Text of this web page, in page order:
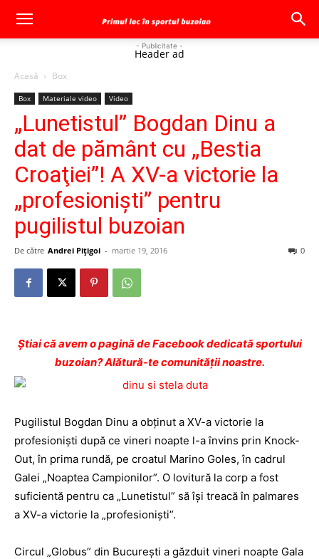
- Publicitate -
Header ad
Acasă Box
Box Materiale video Video
„Lunetistul” Bogdan Dinu a
dat de pământ cu „Bestia
Croaţiei”! A XV-a victorie la
„profesionişti” pentru
pugilistul buzoian
De către Andrei Pițigoi - martie 19, 2016 0
Ştiai că avem o pagină de Facebook dedicată sportului
buzoian? Alătură-te comunității noastre.
Pugilistul Bogdan Dinu a obţinut a XV-a victorie la
profesionişti după ce vineri noapte l-a învins prin Knock-
Out, în prima rundă, pe croatul Marino Goles, în cadrul
Galei „Noaptea Campionilor”. O lovitură la corp a fost
suficientă pentru ca „Lunetistul” să îşi treacă în palmares
a XV-a victorie la „profesionişti”.
Circul „Globus” din Bucureşti a găzduit vineri noapte Gala